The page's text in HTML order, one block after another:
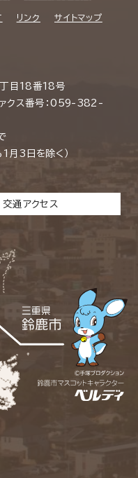
リンク サイトマップ
目18番18号
クス番号：059-382-
1月3日を除く）
交通アクセス